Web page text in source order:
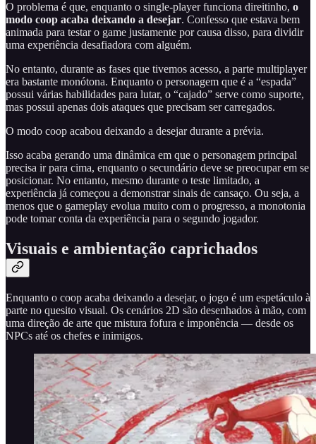
O problema é que, enquanto o single-player funciona direitinho, o
modo coop acaba deixando a desejar. Confesso que estava bem
animada para testar o game justamente por causa disso, para dividir
uma experiência desafiadora com alguém.
No entanto, durante as fases que tivemos acesso, a parte multiplayer
era bastante monótona. Enquanto o personagem que é a “espada”
possui várias habilidades para lutar, o “cajado” serve como suporte,
mas possui apenas dois ataques que precisam ser carregados.
O modo coop acabou deixando a desejar durante a prévia.
Isso acaba gerando uma dinâmica em que o personagem principal
precisa ir para cima, enquanto o secundário deve se preocupar em se
posicionar. No entanto, mesmo durante o teste limitado, a
experiência já começou a demonstrar sinais de cansaço. Ou seja, a
menos que o gameplay evolua muito com o progresso, a monotonia
pode tomar conta da experiência para o segundo jogador.
Visuais e ambientação caprichados
Enquanto o coop acaba deixando a desejar, o jogo é um espetáculo à
parte no quesito visual. Os cenários 2D são desenhados à mão, com
uma direção de arte que mistura fofura e imponência — desde os
NPCs até os chefes e inimigos.